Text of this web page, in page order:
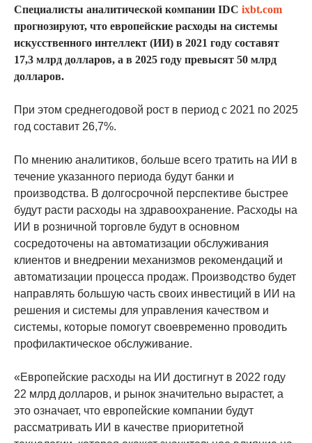
Специалисты аналитической компании IDC ixbt.com
прогнозируют, что европейские расходы на системы
искусственного интеллект (ИИ) в 2021 году составят
17,3 млрд долларов, а в 2025 году превысят 50 млрд
долларов.
При этом среднегодовой рост в период с 2021 по 2025
год составит 26,7%.
По мнению аналитиков, больше всего тратить на ИИ в
течение указанного периода будут банки и
производства. В долгосрочной перспективе быстрее
будут расти расходы на здравоохранение. Расходы на
ИИ в розничной торговле будут в основном
сосредоточены на автоматизации обслуживания
клиентов и внедрении механизмов рекомендаций и
автоматизации процесса продаж. Производство будет
направлять большую часть своих инвестиций в ИИ на
решения и системы для управления качеством и
системы, которые помогут своевременно проводить
профилактическое обслуживание.
«Европейские расходы на ИИ достигнут в 2022 году
22 млрд долларов, и рынок значительно вырастет, а
это означает, что европейские компании будут
рассматривать ИИ в качестве приоритетной